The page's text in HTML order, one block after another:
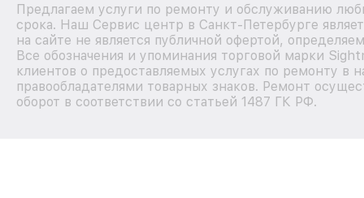
Предлагаем услуги по ремонту и обслуживанию
срока. Наш Сервис центр в Санкт-Петербурге
на сайте не является публичной офертой,
Все обозначения и упоминания торговой марки
клиентов о предоставляемых услугах по ремонту в
правообладателями товарных знаков. Ремонт
оборот в соответствии со статьей 1487 ГК РФ.